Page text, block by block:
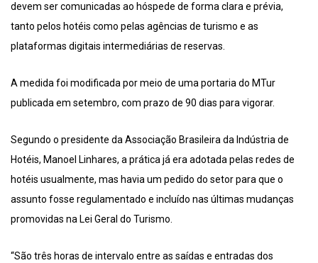
devem ser comunicadas ao hóspede de forma clara e prévia,
tanto pelos hotéis como pelas agências de turismo e as
plataformas digitais intermediárias de reservas.
A medida foi modificada por meio de uma portaria do MTur
publicada em setembro, com prazo de 90 dias para vigorar.
Segundo o presidente da Associação Brasileira da Indústria de
Hotéis, Manoel Linhares, a prática já era adotada pelas redes de
hotéis usualmente, mas havia um pedido do setor para que o
assunto fosse regulamentado e incluído nas últimas mudanças
promovidas na Lei Geral do Turismo.
“São três horas de intervalo entre as saídas e entradas dos